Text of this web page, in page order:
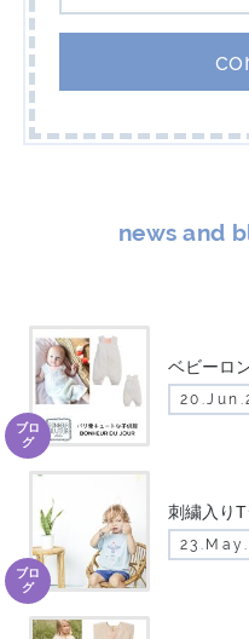
news and
ベビーロ
ブロ
グ
刺繍入り
ブロ
グ